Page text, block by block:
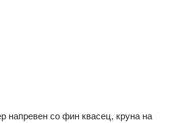
напревен со фин квасец, круна на